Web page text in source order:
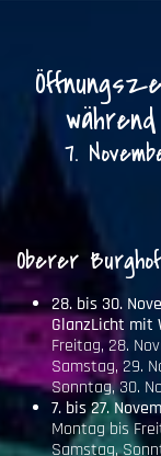
7.
Oberer
28. bis 30.
GlanzLicht mit
Freitag, 28.
Samstag, 29.
Sonntag, 30.
7. bis 27.
Montag bis
Samstag,